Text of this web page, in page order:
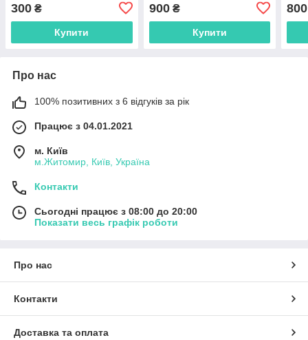
300 ₴
Купити
900₴
Купити
800
Про нас
100% позитивних з 6 відгуків за рік
Працює з 04.01.2021
м. Київ
м.Житомир, Київ, Україна
Контакти
Сьогодні працює з 08:00 до 20:00
Показати весь графік роботи
Про нас
Контакти
Доставка та оплата